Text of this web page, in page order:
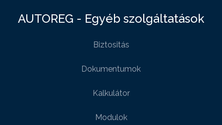
AUTOREG - Egyéb szolgáltatások
Biztositás
Dokumentumok
Kalkulátor
Modulok